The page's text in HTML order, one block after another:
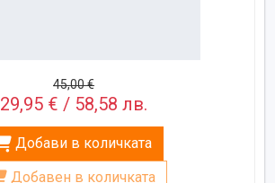
45,00 €
29,95 € / 58,58 лв.
Добави в количката
Добавен в количката